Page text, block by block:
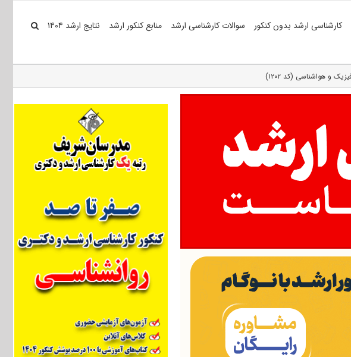
کارشناسی ارشد بدون کنکور سوالات کارشناسی ارشد منابع کنکور ارشد نتایج ارشد ۱۴۰۴